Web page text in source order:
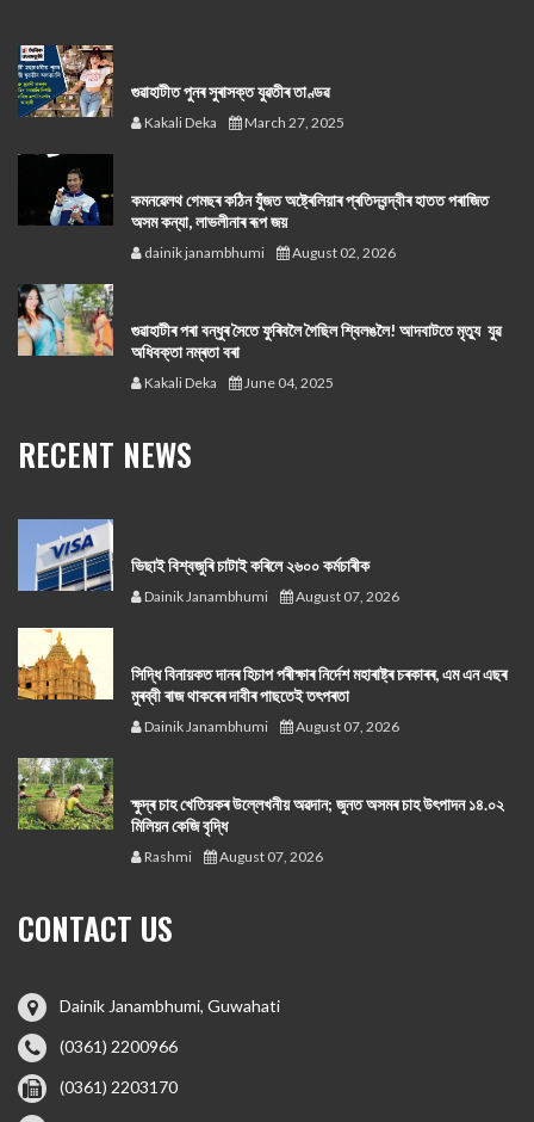
গুৱাহাটীত পুনৰ সুৰাসক্ত যুৱতীৰ তাণ্ডৱ
Kakali Deka March 27, 2025
কমনৱেলথ গেমছৰ কঠিন যুঁজত অষ্ট্ৰেলিয়াৰ প্ৰতিদ্বন্দ্বীৰ হাতত পৰাজিত
অসম কন্যা, লাভলীনাৰ ৰূপ জয়
dainik janambhumi August 02, 2026
গুৱাহাটীৰ পৰা বন্ধুৰ সৈতে ফুৰিবলৈ গৈছিল শ্বিলঙলৈ! আদবাটতে মৃত্যু যুৱ
অধিবক্তা নম্ৰতা বৰা
Kakali Deka June 04, 2025
RECENT NEWS
ভিছাই বিশ্বজুৰি চাটাই কৰিলে ২৬০০ কৰ্মচাৰীক
Dainik Janambhumi August 07, 2026
সিদ্ধি বিনায়কত দানৰ হিচাপ পৰীক্ষাৰ নিৰ্দেশ মহাৰাষ্ট্ৰ চৰকাৰৰ, এম এন এছৰ
মুৰব্বী ৰাজ থাকৰেৰ দাবীৰ পাছতেই তৎপৰতা
Dainik Janambhumi August 07, 2026
ক্ষুদ্ৰ চাহ খেতিয়কৰ উল্লেখনীয় অৱদান; জুনত অসমৰ চাহ উৎপাদন ১৪.০২
মিলিয়ন কেজি বৃদ্ধি
Rashmi August 07, 2026
CONTACT US
Dainik Janambhumi, Guwahati
(0361) 2200966
(0361) 2203170